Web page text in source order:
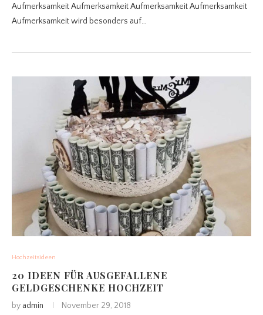
Aufmerksamkeit Aufmerksamkeit Aufmerksamkeit Aufmerksamkeit
Aufmerksamkeit wird besonders auf…
Hochzeitsideen
20 IDEEN FÜR AUSGEFALLENE
GELDGESCHENKE HOCHZEIT
by admin November 29, 2018